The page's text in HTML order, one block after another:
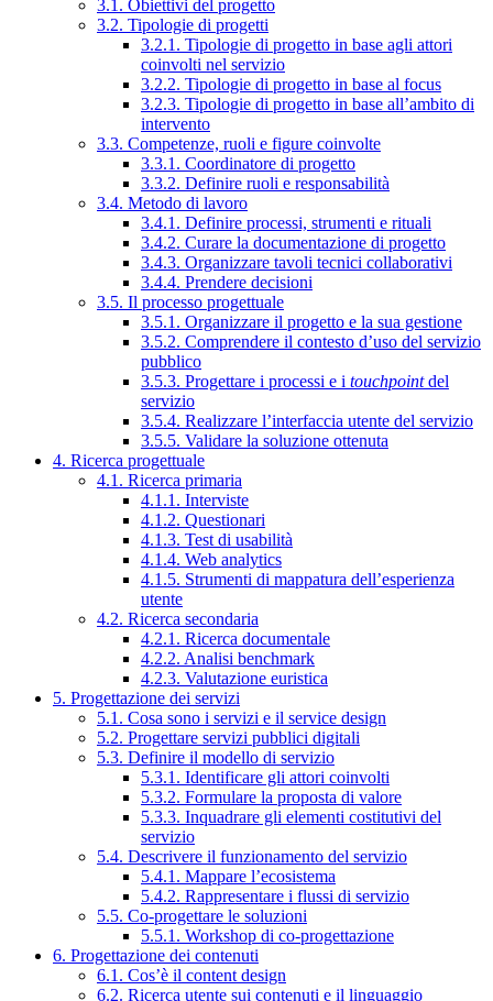
3.1. Obiettivi del progetto
3.2. Tipologie di progetti
3.2.1. Tipologie di progetto in base agli attori
coinvolti nel servizio
3.2.2. Tipologie di progetto in base al focus
3.2.3. Tipologie di progetto in base all’ambito di
intervento
3.3. Competenze, ruoli e figure coinvolte
3.3.1. Coordinatore di progetto
3.3.2. Definire ruoli e responsabilità
3.4. Metodo di lavoro
3.4.1. Definire processi, strumenti e rituali
3.4.2. Curare la documentazione di progetto
3.4.3. Organizzare tavoli tecnici collaborativi
3.4.4. Prendere decisioni
3.5. Il processo progettuale
3.5.1. Organizzare il progetto e la sua gestione
3.5.2. Comprendere il contesto d’uso del servizio
pubblico
3.5.3. Progettare i processi e i touchpointdel
servizio
3.5.4. Realizzare l’interfaccia utente del servizio
3.5.5. Validare la soluzione ottenuta
4. Ricerca progettuale
4.1. Ricerca primaria
4.1.1. Interviste
4.1.2. Questionari
4.1.3. Test di usabilità
4.1.4. Web analytics
4.1.5. Strumenti di mappatura dell’esperienza
utente
4.2. Ricerca secondaria
4.2.1. Ricerca documentale
4.2.2. Analisi benchmark
4.2.3. Valutazione euristica
5. Progettazione dei servizi
5.1. Cosa sono i servizi e il service design
5.2. Progettare servizi pubblici digitali
5.3. Definire il modello di servizio
5.3.1. Identificare gli attori coinvolti
5.3.2. Formulare la proposta di valore
5.3.3. Inquadrare gli elementi costitutivi del
servizio
5.4. Descrivere il funzionamento del servizio
5.4.1. Mappare l’ecosistema
5.4.2. Rappresentare i flussi di servizio
5.5. Co-progettare le soluzioni
5.5.1. Workshop di co-progettazione
6. Progettazione dei contenuti
6.1. Cos’è il content design
6.2. Ricerca utente sui contenuti e il linguaggio